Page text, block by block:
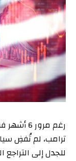
رغم
ترامب، لم تُفضِ
للجدل إلى